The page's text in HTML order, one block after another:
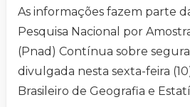
As informações fazem parte
Pesquisa Nacional por
(Pnad) Contínua sobre
divulgada nesta sexta-feira
Brasileiro de Geografia e